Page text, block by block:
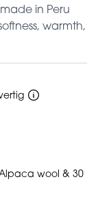
in Peru
warmth,
wool & 30